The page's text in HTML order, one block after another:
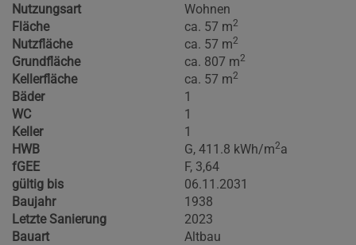
Nutzungsart
Wohnen
Fläche
ca. 57 m2
Nutzfläche ca. 57 m2
Grundfläche ca. 807 m2
Kellerfläche ca. 57 m2
Bäder
1
WC
1
Keller
1
HWB
G, 411.8 kWh/m2a
fGEE
F, 3,64
gültig bis
06.11.2031
Baujahr
1938
Letzte Sanierung
2023
Bauart
Altbau